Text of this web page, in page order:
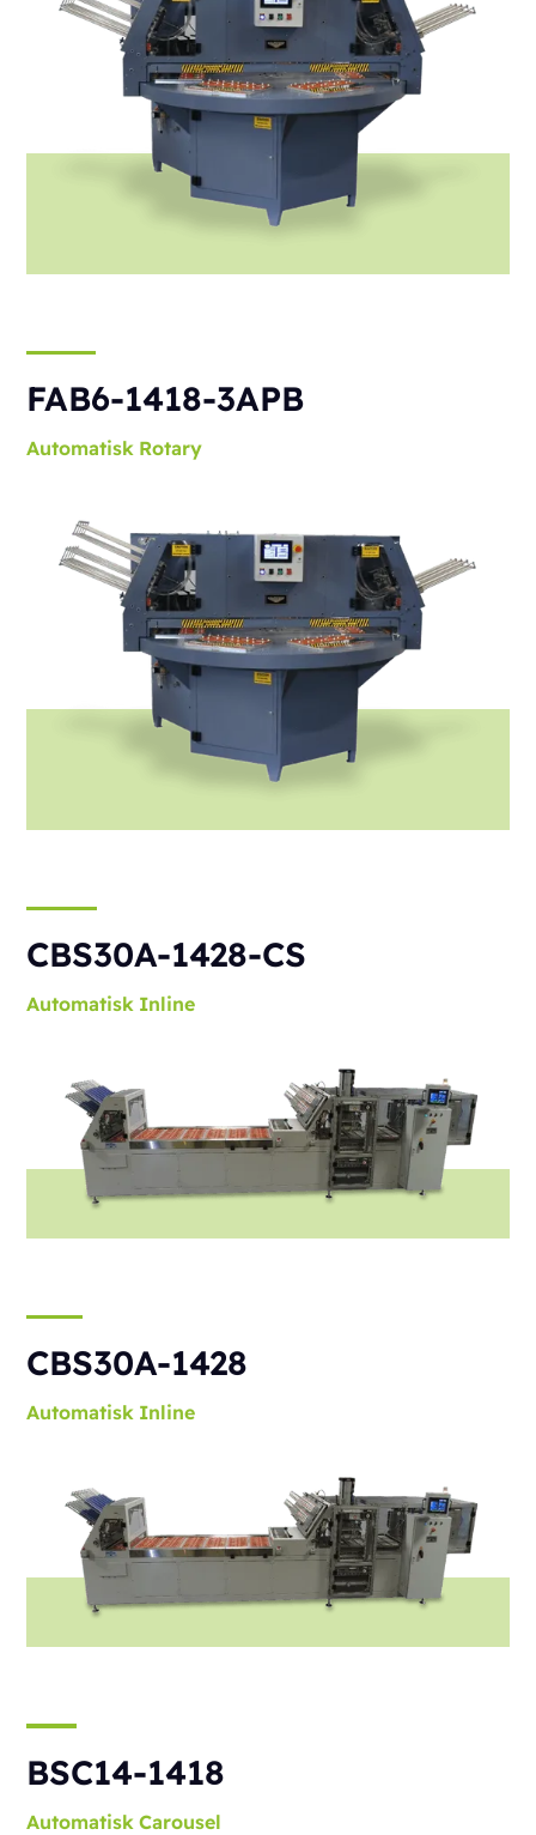
FAB6-1418-3APB
Automatisk Rotary
CBS30A-1428-CS
Automatisk Inline
CBS30A-1428
Automatisk Inline
BSC14-1418
Automatisk Carousel